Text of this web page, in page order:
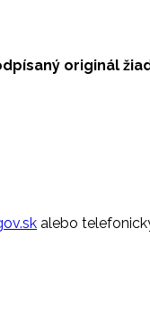
originál
alebo